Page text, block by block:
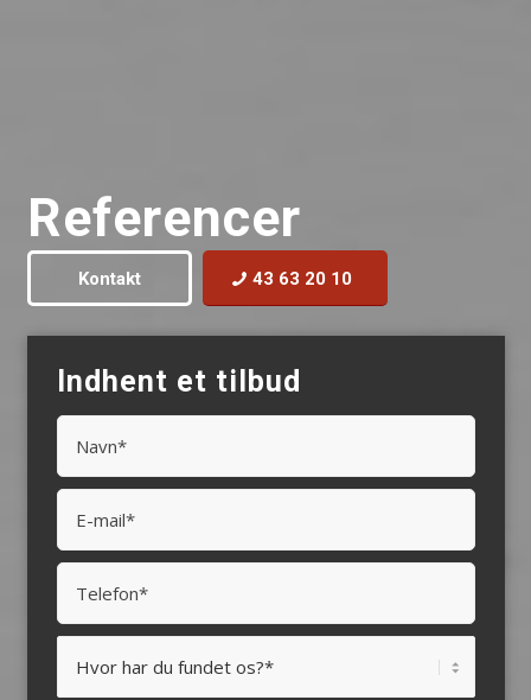
Referencer
Kontakt 43 63 20 10
Indhent et tilbud